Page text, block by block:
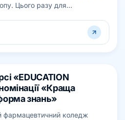
Цього разу для
«EDUCATION
«Краща
знань»
фармацевтичний коледж